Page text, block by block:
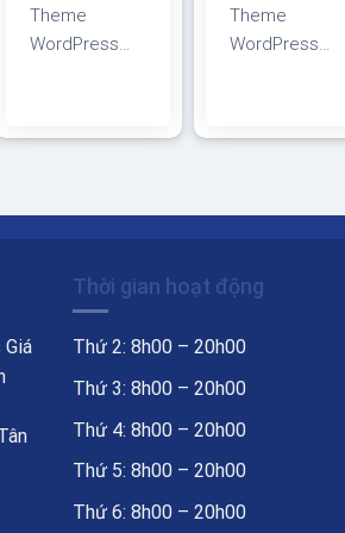
Theme
WordPress
mobile, tablet,
desktop…
Được code
trên nền tảng
WordPress dễ
dàng sử dụng
nhanh nhẹ tối
ưu với các
Theme
WordPress
mobile, tablet,
desktop…
trên nền tảng
WordPress dễ
dàng sử dụng
nhanh nhẹ tối
ưu với các
Thời gian hoạt động
Thứ 2: 8h00 – 20h00
Thứ 3: 8h00 – 20h00
Thứ 4: 8h00 – 20h00
Thứ 5: 8h00 – 20h00
Thứ 6: 8h00 – 20h00